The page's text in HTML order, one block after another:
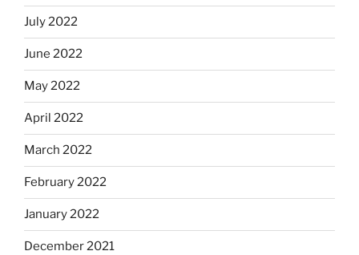
July 2022
June 2022
May 2022
April 2022
March 2022
February 2022
January 2022
December 2021